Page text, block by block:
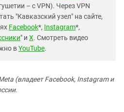
– с VPN). Через VPN
"Кавказский узел" на сайте,
Facebook*, Instagram*,
" и X. Смотреть видео
вYouTube.
(владеет Facebook, Instagram и